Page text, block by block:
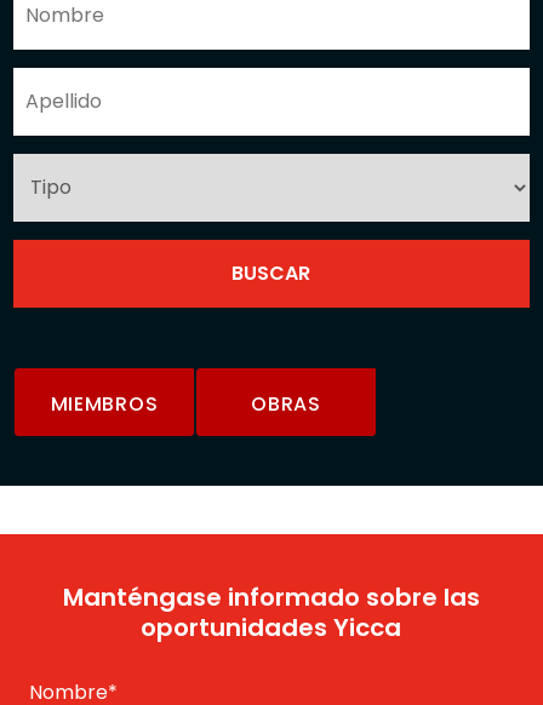
MIEMBROS OBRAS
Manténgase informado sobre las
oportunidades Yicca
Nombre*